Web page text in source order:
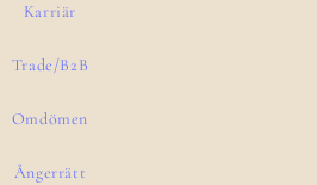
Karriär
Trade/B2B
Omdömen
Ångerrätt